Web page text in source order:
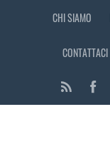
CHI SIAMO
CONTATTACI